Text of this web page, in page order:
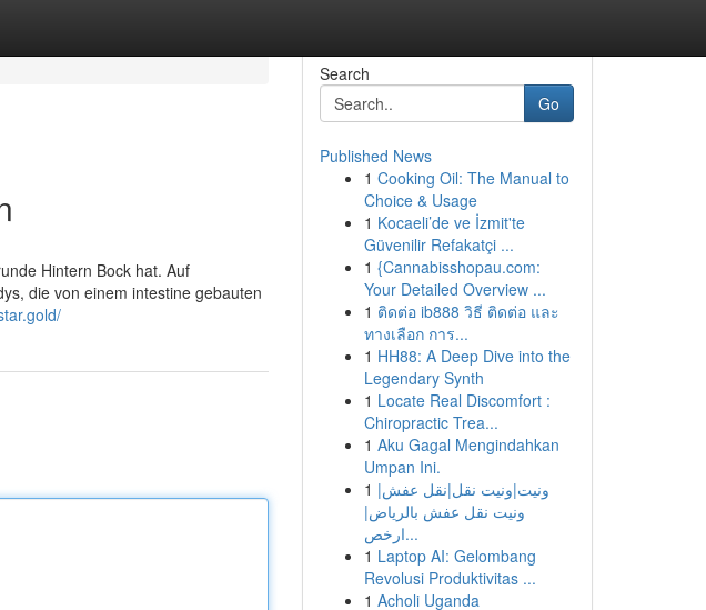
Hintern Bock hat. Auf
die von einem intestine gebauten
Search
Go
Published News
1 Cooking Oil: The Manual to
Choice & Usage
1 Kocaeli’de ve İzmit'te
Güvenilir Refakatçi ...
1 {Cannabisshopau.com:
Your Detailed Overview ...
1 ติดต่อ ib888 วิธี ติดต่อ และ
ทางเลือก การ...
1 HH88: A Deep Dive into the
Legendary Synth
1 Locate Real Discomfort :
Chiropractic Trea...
1 Aku Gagal Mengindahkan
Umpan Ini.
1 ونيت|ونيت نقل|نقل عفش|
ونيت نقل عفش بالرياض|
ارخص...
1 Laptop AI: Gelombang
Revolusi Produktivitas ...
1 Acholi Uganda